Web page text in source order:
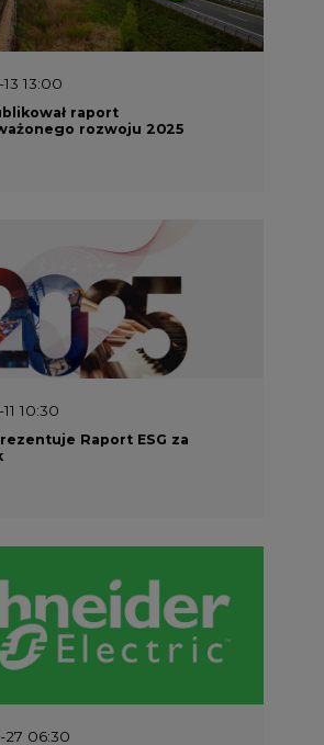
13:00
raport
rozwoju 2025
10:30
Raport ESG za
27 06:30